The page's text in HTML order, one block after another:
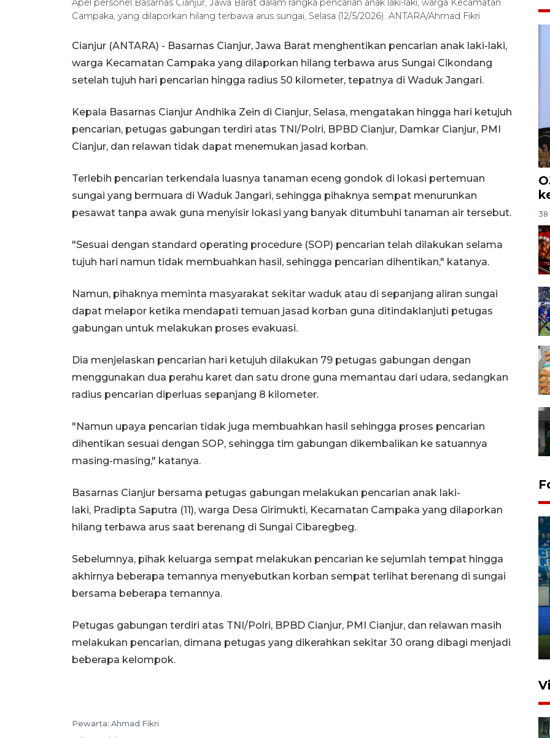
Apel personel Basarnas Cianjur, Jawa Barat dalam rangka pencarian anak laki-laki, warga Kecamatan
Campaka, yang dilaporkan hilang terbawa arus sungai, Selasa (12/5/2026). ANTARA/Ahmad Fikri
Cianjur (ANTARA) - Basarnas Cianjur, Jawa Barat menghentikan pencarian anak laki-laki,
warga Kecamatan Campaka yang dilaporkan hilang terbawa arus Sungai Cikondang
setelah tujuh hari pencarian hingga radius 50 kilometer, tepatnya di Waduk Jangari.
Kepala Basarnas Cianjur Andhika Zein di Cianjur, Selasa, mengatakan hingga hari ketujuh
pencarian, petugas gabungan terdiri atas TNI/Polri, BPBD Cianjur, Damkar Cianjur, PMI
Cianjur, dan relawan tidak dapat menemukan jasad korban.
Terlebih pencarian terkendala luasnya tanaman eceng gondok di lokasi pertemuan
sungai yang bermuara di Waduk Jangari, sehingga pihaknya sempat menurunkan
pesawat tanpa awak guna menyisir lokasi yang banyak ditumbuhi tanaman air tersebut.
"Sesuai dengan standard operating procedure (SOP) pencarian telah dilakukan selama
tujuh hari namun tidak membuahkan hasil, sehingga pencarian dihentikan," katanya.
Namun, pihaknya meminta masyarakat sekitar waduk atau di sepanjang aliran sungai
dapat melapor ketika mendapati temuan jasad korban guna ditindaklanjuti petugas
gabungan untuk melakukan proses evakuasi.
Dia menjelaskan pencarian hari ketujuh dilakukan 79 petugas gabungan dengan
menggunakan dua perahu karet dan satu drone guna memantau dari udara, sedangkan
radius pencarian diperluas sepanjang 8 kilometer.
"Namun upaya pencarian tidak juga membuahkan hasil sehingga proses pencarian
dihentikan sesuai dengan SOP, sehingga tim gabungan dikembalikan ke satuannya
masing-masing," katanya.
Basarnas Cianjur bersama petugas gabungan melakukan pencarian anak laki-
laki, Pradipta Saputra (11), warga Desa Girimukti, Kecamatan Campaka yang dilaporkan
hilang terbawa arus saat berenang di Sungai Cibaregbeg.
Sebelumnya, pihak keluarga sempat melakukan pencarian ke sejumlah tempat hingga
akhirnya beberapa temannya menyebutkan korban sempat terlihat berenang di sungai
bersama beberapa temannya.
Petugas gabungan terdiri atas TNI/Polri, BPBD Cianjur, PMI Cianjur, dan relawan masih
melakukan pencarian, dimana petugas yang dikerahkan sekitar 30 orang dibagi menjadi
beberapa kelompok.
Pewarta: Ahmad Fikri
38
Balikpapan
31 Juli 2026 18:01